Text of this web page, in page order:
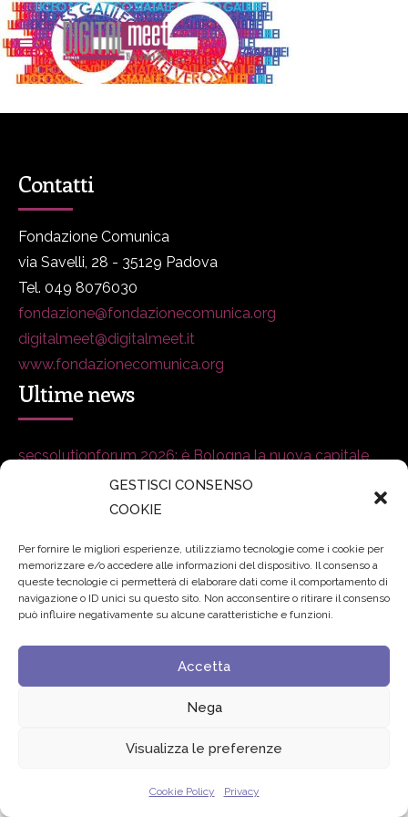
GESTISCI CONSENSO
COOKIE
Per fornire le migliori esperienze, utilizziamo tecnologie come i cookie per
memorizzare e/o accedere alle informazioni del dispositivo. Il consenso a
queste tecnologie ci permetterà di elaborare dati come il comportamento di
navigazione o ID unici su questo sito. Non acconsentire o ritirare il consenso
può influire negativamente su alcune caratteristiche e funzioni.
Accetta
Nega
Visualizza le preferenze
Cookie Policy Privacy
Contatti
Fondazione Comunica
via Savelli, 28 - 35129 Padova
Tel. 049 8076030
fondazione@fondazionecomunica.org
digitalmeet@digitalmeet.it
www.fondazionecomunica.org
Ultime news
secsolutionforum 2026: è Bologna la nuova capitale
italiana della security 27 Luglio 2026
algoritmi del potere serve una governance condivisa»
21 Luglio 2026
Edvance – Digital Education Hub Higher Education
Giugno 2026
© 2024 Fondazione Comunica – All rights reserved